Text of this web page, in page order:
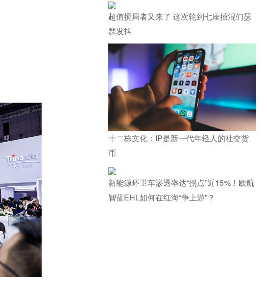
超值搅局者又来了 这次轮到七座插混们瑟
瑟发抖
十二栋文化：IP是新一代年轻人的社交货
币
新能源环卫车渗透率达“拐点”近15%！欧航
智蓝EHL如何在红海“争上游”？